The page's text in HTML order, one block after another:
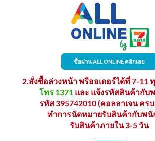
ซื้อผ่าน ALL ONLINE คลิกเลย
2.สั่งซื้อล่วงหน้า พรีออเดอร์ได้ที่ 7-11
โทร 1371 และ แจ้งรหัสสินค้ากับ
รหัส 395742010 (คอลลาเจน คร
ทำการนัดหมายรับสินค้ากับพนั
รับสินค้าภายใน 3-5 วัน